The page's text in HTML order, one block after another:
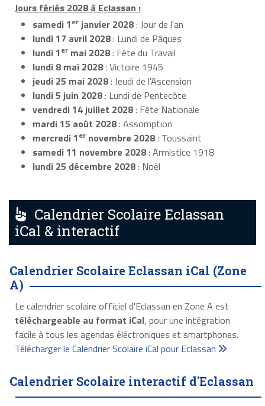
Jours fériés 2028 à Eclassan :
samedi 1er janvier 2028: Jour de l'an
lundi 17 avril 2028: Lundi de Pâques
lundi 1er mai 2028: Fête du Travail
lundi 8 mai 2028: Victoire 1945
jeudi 25 mai 2028: Jeudi de l'Ascension
lundi 5 juin 2028: Lundi de Pentecôte
vendredi 14 juillet 2028: Fête Nationale
mardi 15 août 2028: Assomption
mercredi 1er novembre 2028: Toussaint
samedi 11 novembre 2028: Armistice 1918
lundi 25 décembre 2028: Noël
Calendrier Scolaire Eclassan
iCal & interactif
Calendrier Scolaire Eclassan iCal (Zone
A)
Le calendrier scolaire officiel d'Eclassan en Zone A est
téléchargeable au format iCal, pour une intégration
facile à tous les agendas éléctroniques et smartphones.
Télécharger le Calendrier Scolaire iCal pour Eclassan
Calendrier Scolaire interactif d'Eclassan